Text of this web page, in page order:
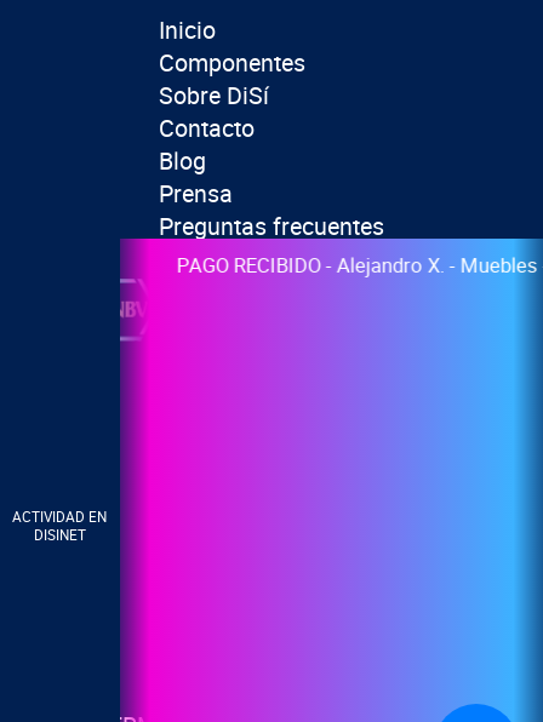
ACTIVIDAD EN
DISINET
PAGO RECIBIDO - Alejandro X. - Muebles -
Inicio
Componentes
Sobre DiSí
Contacto
Blog
Prensa
Preguntas frecuentes